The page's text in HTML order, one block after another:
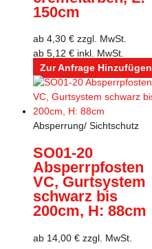
150cm
ab 4,30 € zzgl. MwSt.
ab 5,12 € inkl. MwSt.
Zur Anfrage Hinzufügen
Absperrung/ Sichtschutz
SO01-20
Absperrpfosten
VC, Gurtsystem
schwarz bis
200cm, H: 88cm
ab 14,00 € zzgl. MwSt.